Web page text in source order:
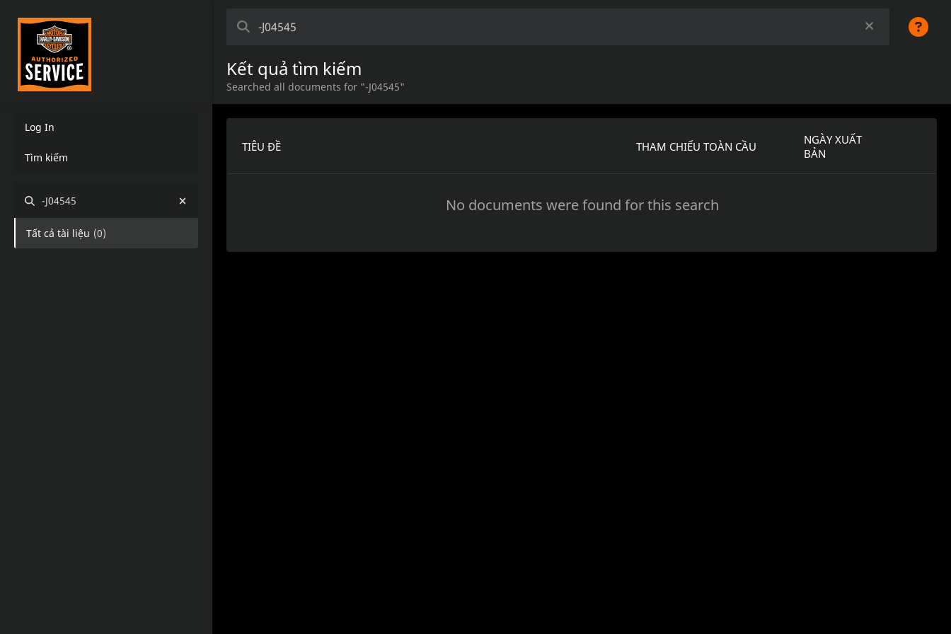
Log In
Tìm kiếm
-J04545
Tất cả tài liệu (0)
Kết quả tìm kiếm
Searched all documents for "-J04545"
TIÊU ĐỀ THAM CHIẾU TOÀN CẦU
NGÀY XUẤT
BẢN
No documents were found for this search